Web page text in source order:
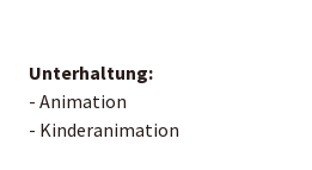
Unterhaltung:
- Animation
- Kinderanimation